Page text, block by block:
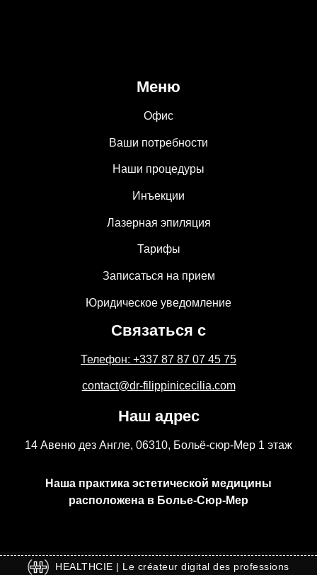
Меню
Офис
Ваши потребности
Наши процедуры
Инъекции
Лазерная эпиляция
Тарифы
Записаться на прием
Юридическое уведомление
Связаться с
Телефон: +337 87 87 07 45 75
contact@dr-filippinicecilia.com
Наш адрес
14 Авеню дез Англе, 06310, Больё-сюр-Мер 1 этаж
Наша практика эстетической медицины
расположена в Болье-Сюр-Мер
HEALTHCIE | Le créateur digital des professions